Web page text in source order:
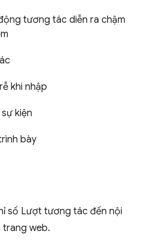
tương tác diễn ra chậm
khi nhập
kiện
bày
số Lượt tương tác đến nội
trang web.